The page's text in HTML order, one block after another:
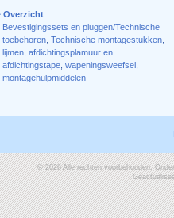
Overzicht
Bevestigingssets en pluggen/Technische
toebehoren, Technische montagestukken,
lijmen, afdichtingsplamuur en
afdichtingstape, wapeningsweefsel
montagehulpmiddelen
© 2026 Alle rechten voorbehouden.